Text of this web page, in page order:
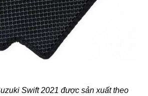
Swift 2021 được sản xuất theo